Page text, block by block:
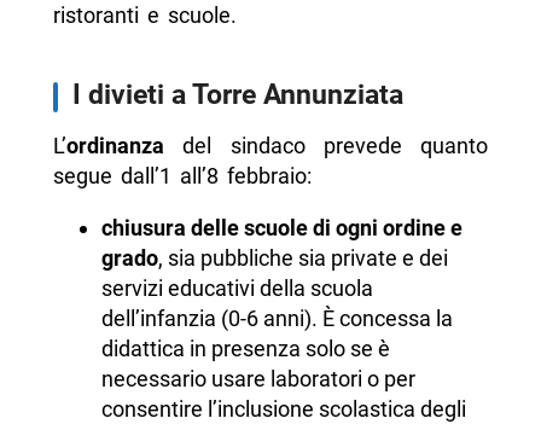
ristoranti e scuole.
I divieti a Torre Annunziata
L’ordinanza del sindaco prevede quanto
segue dall’1 all’8 febbraio:
chiusura delle scuole di ogni ordine e
grado, sia pubbliche sia private e dei
servizi educativi della scuola
dell’infanzia (0-6 anni). È concessa la
didattica in presenza solo se è
necessario usare laboratori o per
consentire l’inclusione scolastica degli